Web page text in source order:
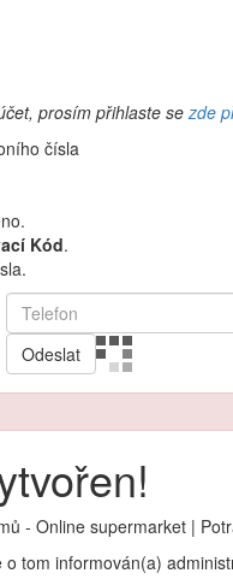
prosím přihlaste sezde
čísla
Kód.
Odeslat
- Online supermarket |
tom informován(a)